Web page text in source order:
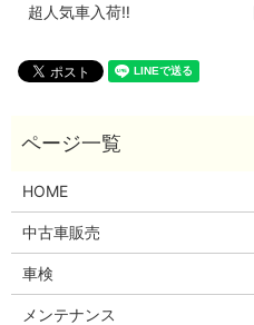
超人気車入荷‼️
HOME
中古車販売
車検
メンテナンス